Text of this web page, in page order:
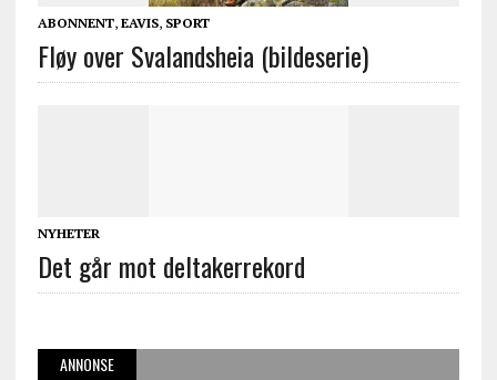
ABONNENT, EAVIS, SPORT
Fløy over Svalandsheia (bildeserie)
NYHETER
Det går mot deltakerrekord
ANNONSE